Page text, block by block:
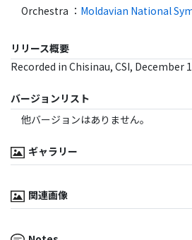
Orchestra ： Moldavian National
リリース概要
Recorded in Chisinau, CSI, December
バージョンリスト
他バージョンはありません。
ギャラリー
関連画像